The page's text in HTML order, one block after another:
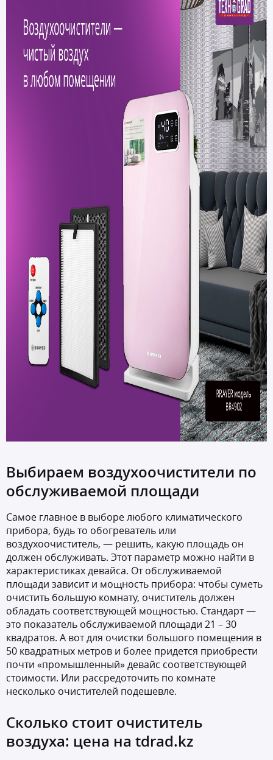
Выбираем воздухоочистители по
обслуживаемой площади
Самое главное в выборе любого климатического
прибора, будь то обогреватель или
воздухоочиститель, — решить, какую площадь он
должен обслуживать. Этот параметр можно найти в
характеристиках девайса. От обслуживаемой
площади зависит и мощность прибора: чтобы суметь
очистить большую комнату, очиститель должен
обладать соответствующей мощностью. Стандарт —
это показатель обслуживаемой площади 21 – 30
квадратов. А вот для очистки большого помещения в
50 квадратных метров и более придется приобрести
почти «промышленный» девайс соответствующей
стоимости. Или рассредоточить по комнате
несколько очистителей подешевле.
Сколько стоит очиститель
воздуха: цена на tdrad.kz